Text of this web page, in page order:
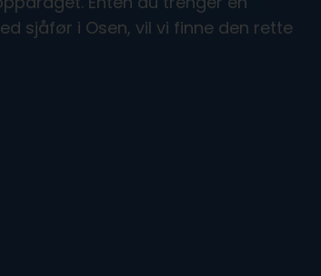
sjåfør i Osen, vil vi finne den rette